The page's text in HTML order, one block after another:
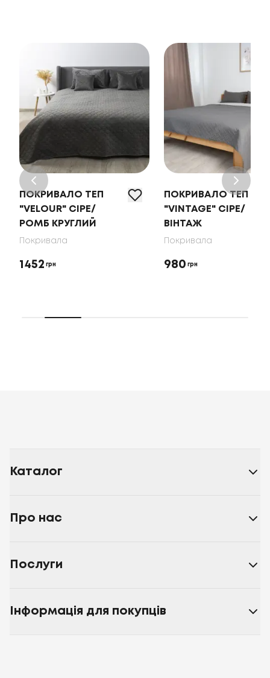
ПОКРИВАЛО ТЕП
"VELOUR" СІРЕ/
РОМБ КРУГЛИЙ
Покривала
1452 грн
ПОКРИВАЛО ТЕП
"VINTAGE" СІРЕ/
ВІНТАЖ
Покривала
980 грн
Каталог
Про нас
Послуги
Інформація для покупців